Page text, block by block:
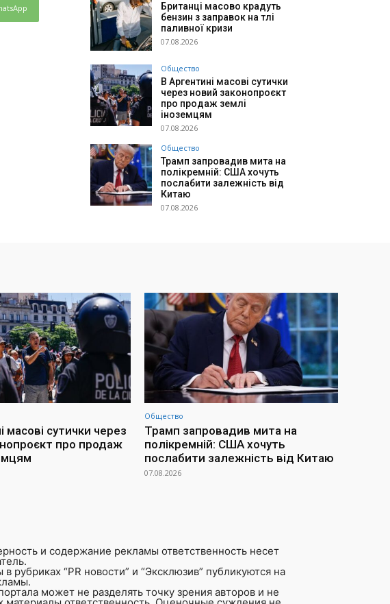
Британці масово крадуть
бензин з заправок на тлі
паливної кризи
07.08.2026
Общество
В Аргентині масові сутички
через новий законопроєкт
про продаж землі
іноземцям
07.08.2026
Общество
Трамп запровадив мита на
полікремній: США хочуть
послабити залежність від
Китаю
07.08.2026
масові сутички через
про продаж
Общество
Трамп запровадив мита на
полікремній: США хочуть
послабити залежність від Китаю
07.08.2026
и содержание рекламы ответственность несет
рубриках “PR новости” и “Эксклюзив” публикуются на
может не разделять точку зрения авторов и не